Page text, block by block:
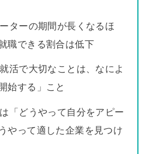
ターの期間が長くなるほ
職できる割合は低下
活で大切なことは、なによ
始する」こと
「どうやって自分をアピー
やって適した企業を見つけ